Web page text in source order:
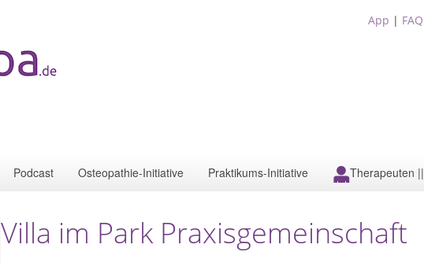
App |
Podcast Osteopathie-Initiative Praktikums-Initiative Therapeuten
Villa im Park Praxisgemeinschaft